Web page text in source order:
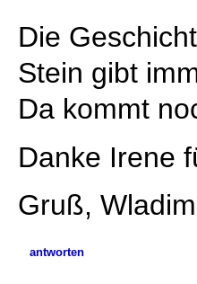
Die
Stein gibt
Da kommt
Danke Irene
Gruß,
antworten